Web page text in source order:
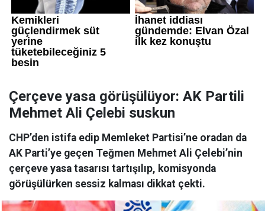
Çerçeve yasa görüşülüyor: AK Partili
Mehmet Ali Çelebi suskun
CHP’den istifa edip Memleket Partisi’ne oradan da
AK Parti’ye geçen Teğmen Mehmet Ali Çelebi’nin
çerçeve yasa tasarısı tartışılıp, komisyonda
görüşülürken sessiz kalması dikkat çekti.